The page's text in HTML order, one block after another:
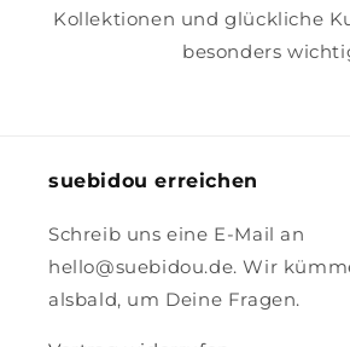
Kollektionen und glückliche
besonders
suebidou erreichen
Schreib uns eine E-Mail an
hello@suebidou.de. Wir
alsbald, um Deine Fragen.